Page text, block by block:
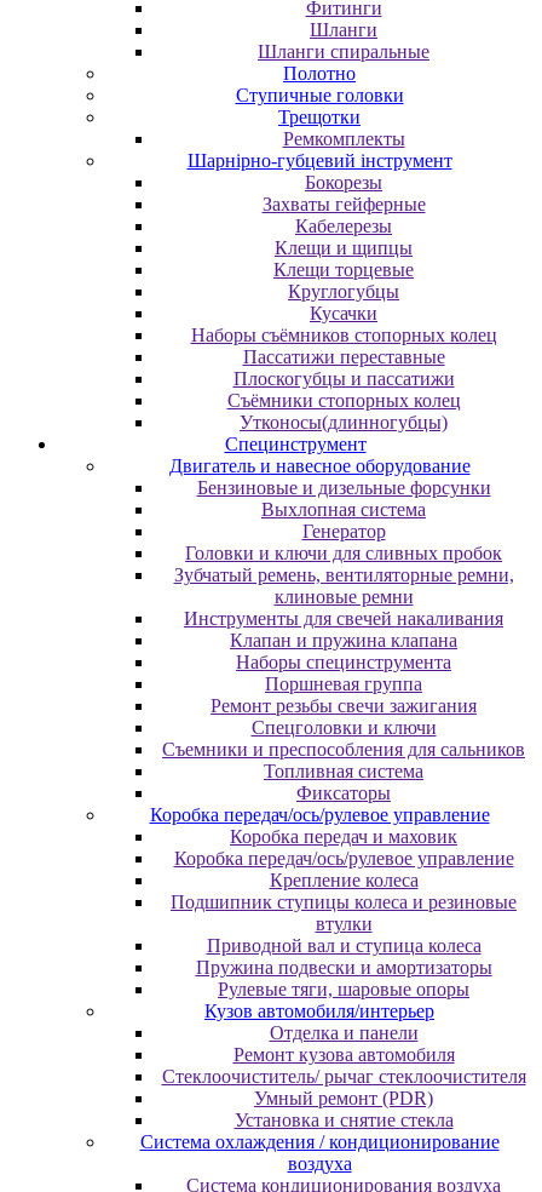
Фитинги
Шланги
Шланги спиральные
Полотно
Ступичные головки
Трещотки
Ремкомплекты
Шарнірно-губцевий інструмент
Бокорезы
Захваты гейферные
Кабелерезы
Клещи и щипцы
Клещи торцевые
Круглогубцы
Кусачки
Наборы съёмников стопорных колец
Пассатижи переставные
Плоскогубцы и пассатижи
Съёмники стопорных колец
Утконосы(длинногубцы)
Специнструмент
Двигатель и навесное оборудование
Бензиновые и дизельные форсунки
Выхлопная система
Генератор
Головки и ключи для сливных пробок
Зубчатый ремень, вентиляторные ремни,
клиновые ремни
Инструменты для свечей накаливания
Клапан и пружина клапана
Наборы специнструмента
Поршневая группа
Ремонт резьбы свечи зажигания
Спецголовки и ключи
Съемники и преспособления для сальников
Топливная система
Фиксаторы
Коробка передач/ось/рулевое управление
Коробка передач и маховик
Коробка передач/ось/рулевое управление
Крепление колеса
Подшипник ступицы колеса и резиновые
втулки
Приводной вал и ступица колеса
Пружина подвески и амортизаторы
Рулевые тяги, шаровые опоры
Кузов автомобиля/интерьер
Отделка и панели
Ремонт кузова автомобиля
Стеклоочиститель/ рычаг стеклоочистителя
Умный ремонт (PDR)
Установка и снятие стекла
Система охлаждения / кондиционирование
воздуха
Система кондиционирования воздуха